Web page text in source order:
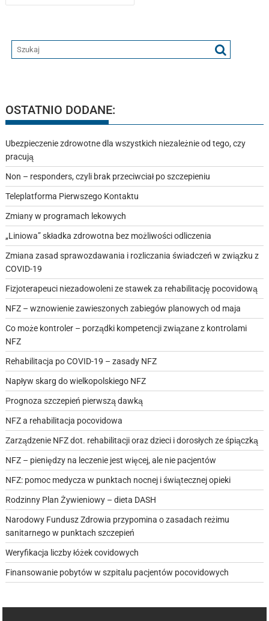
OSTATNIO DODANE:
Ubezpieczenie zdrowotne dla wszystkich niezależnie od tego, czy
pracują
Non – responders, czyli brak przeciwciał po szczepieniu
Teleplatforma Pierwszego Kontaktu
Zmiany w programach lekowych
„Liniowa” składka zdrowotna bez możliwości odliczenia
Zmiana zasad sprawozdawania i rozliczania świadczeń w związku z
COVID-19
Fizjoterapeuci niezadowoleni ze stawek za rehabilitację pocovidową
NFZ – wznowienie zawieszonych zabiegów planowych od maja
Co może kontroler – porządki kompetencji związane z kontrolami
NFZ
Rehabilitacja po COVID-19 – zasady NFZ
Napływ skarg do wielkopolskiego NFZ
Prognoza szczepień pierwszą dawką
NFZ a rehabilitacja pocovidowa
Zarządzenie NFZ dot. rehabilitacji oraz dzieci i dorosłych ze śpiączką
NFZ – pieniędzy na leczenie jest więcej, ale nie pacjentów
NFZ: pomoc medycza w punktach nocnej i świątecznej opieki
Rodzinny Plan Żywieniowy – dieta DASH
Narodowy Fundusz Zdrowia przypomina o zasadach reżimu
sanitarnego w punktach szczepień
Weryfikacja liczby łóżek covidowych
Finansowanie pobytów w szpitalu pacjentów pocovidowych